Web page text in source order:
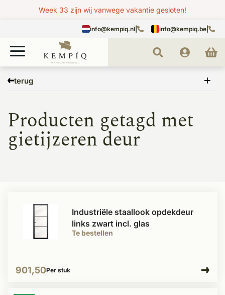
Week 33 zijn wij vanwege vakantie gesloten!
info@kempiq.nl info@kempiq.be
terug
gietijzeren deur
Producten getagd met
gietijzeren deur
Te bestellen
Industriële staallook opdekdeur
links zwart incl. glas
901,50Per stuk